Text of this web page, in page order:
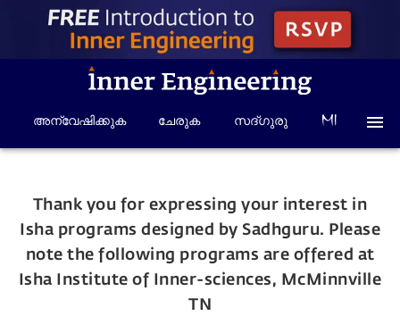
അന്വേഷിക്കുക ചേരുക സദ്ഗുരു
Thank you for expressing your interest in
Isha programs designed by Sadhguru. Please
note the following programs are offered at
Isha Institute of Inner-sciences, McMinnville
TN